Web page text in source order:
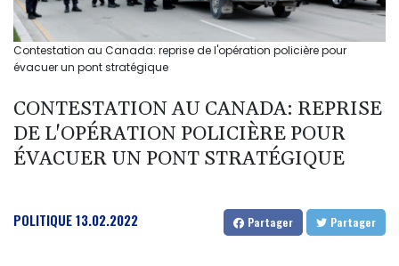
Contestation au Canada: reprise de l'opération policière pour
évacuer un pont stratégique
CONTESTATION AU CANADA: REPRISE
DE L'OPÉRATION POLICIÈRE POUR
ÉVACUER UN PONT STRATÉGIQUE
POLITIQUE13.02.2022 Partager Partager